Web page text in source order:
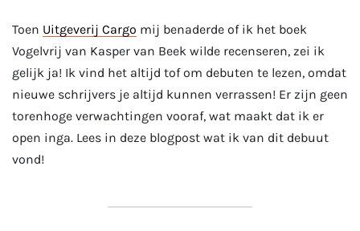
Toen Uitgeverij Cargo mij benaderde of ik het boek
Vogelvrij van Kasper van Beek wilde recenseren, zei ik
gelijk ja! Ik vind het altijd tof om debuten te lezen, omdat
nieuwe schrijvers je altijd kunnen verrassen! Er zijn geen
torenhoge verwachtingen vooraf, wat maakt dat ik er
open inga. Lees in deze blogpost wat ik van dit debuut
vond!